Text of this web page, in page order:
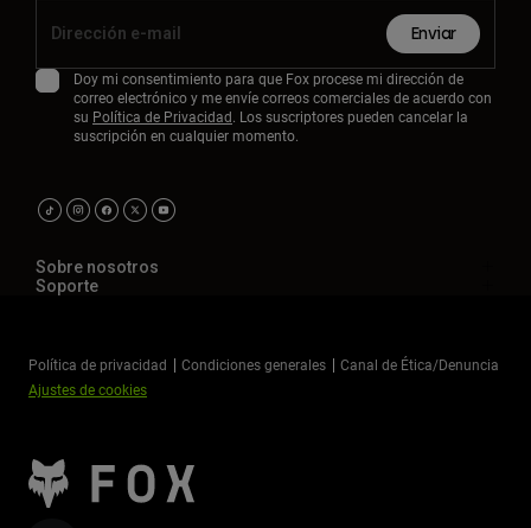
Enviar
Doy mi consentimiento para que Fox procese mi dirección de
correo electrónico y me envíe correos comerciales de acuerdo con
su Política de Privacidad. Los suscriptores pueden cancelar la
suscripción en cualquier momento.
Sobre nosotros
Soporte
Política de privacidad Condiciones generales
Canal de Ética/Denuncia
Ajustes de cookies